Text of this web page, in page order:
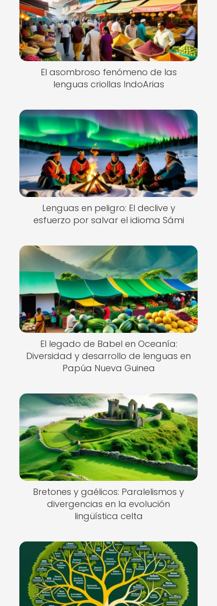
El asombroso fenómeno de las
lenguas criollas IndoArias
Lenguas en peligro: El declive y
esfuerzo por salvar el idioma Sámi
El legado de Babel en Oceanía:
Diversidad y desarrollo de lenguas en
Papúa Nueva Guinea
Bretones y gaélicos: Paralelismos y
divergencias en la evolución
lingüística celta